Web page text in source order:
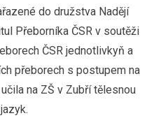
do družstva Nadějí
Přeborníka ČSR v soutěži
ČSR jednotlivkyň a
přeborech s postupem na
na ZŠ v Zubří tělesnou